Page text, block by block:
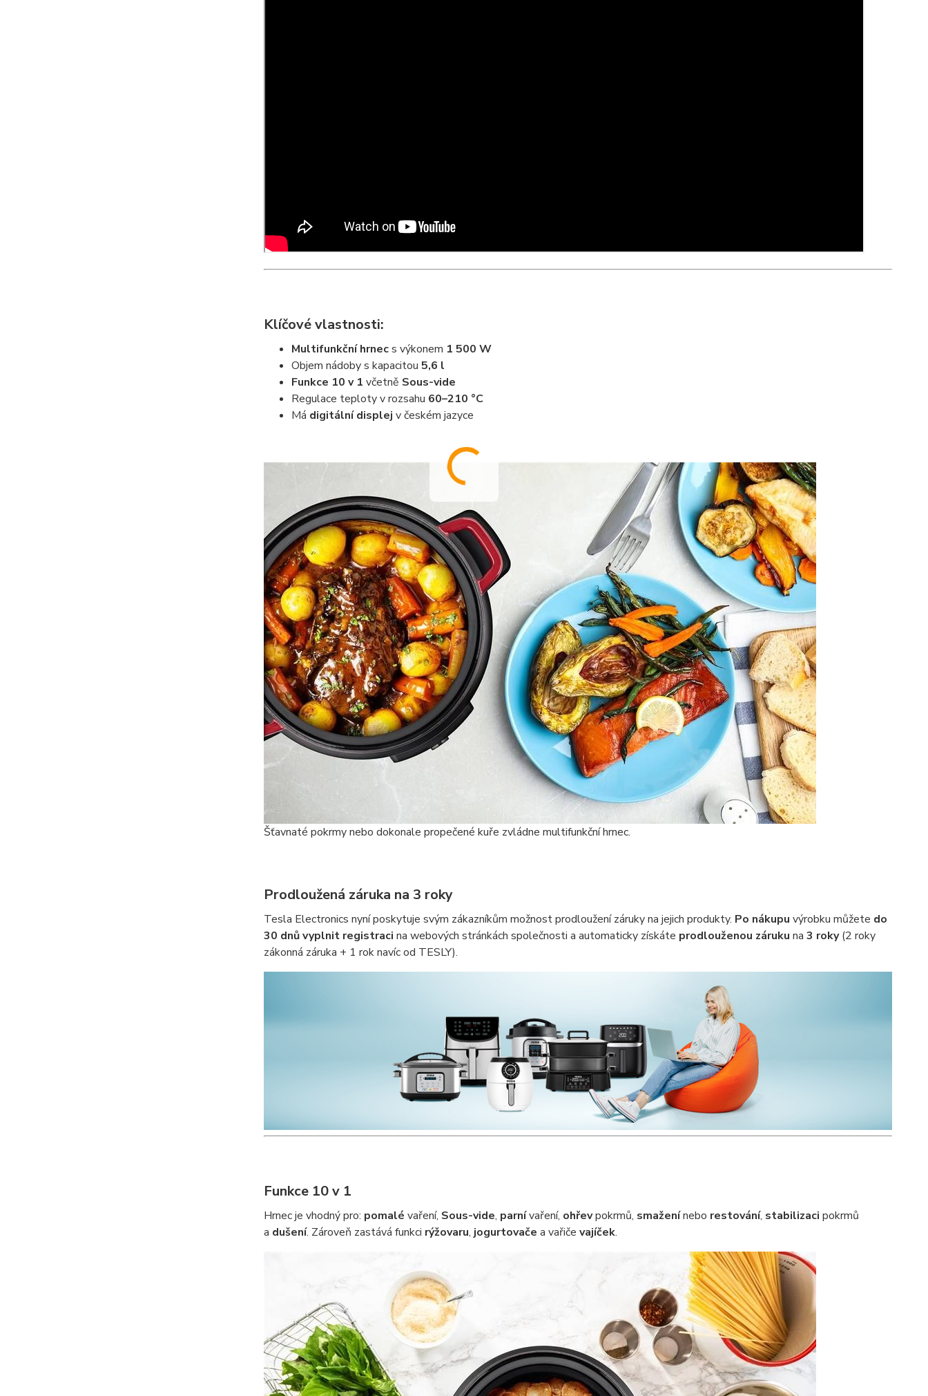
Klíčové vlastnosti:
Multifunkční hrnecs výkonem 1 500 W
Objem nádoby s kapacitou 5,6 l
Funkce 10 v 1 včetně Sous-vide
Regulace teploty v rozsahu 60–210 °C
Má digitální displej v českém jazyce
Šťavnaté pokrmy nebo dokonale propečené kuře zvládne multifunkční hrnec.
Prodloužená záruka na 3 roky
Tesla Electronics nyní poskytuje svým zákazníkům možnost prodloužení záruky na jejich produkty. Po nákupu výrobku můžete do
30 dnů vyplnit registraci na webových stránkách společnosti a automaticky získáte prodlouženou záruku na 3 roky(2 roky
zákonná záruka + 1 rok navíc od TESLY).
Funkce 10 v 1
Hrnec je vhodný pro: pomalé vaření, Sous-vide, parnívaření, ohřevpokrmů, smaženínebo restování, stabilizaci pokrmů
a dušení. Zároveň zastává funkci rýžovaru, jogurtovače a vařiče vajíček.